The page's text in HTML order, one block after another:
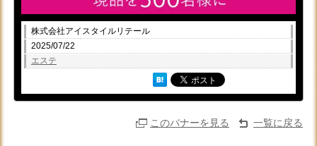
株式会社アイスタイルリテール
2025/07/22
エステ
このバナーを見る 一覧に戻る